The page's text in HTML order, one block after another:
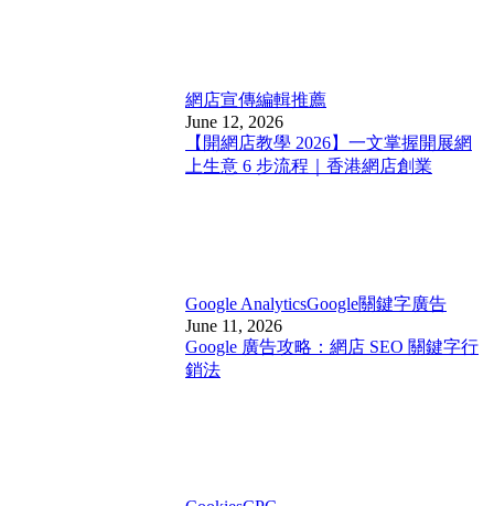
網店宣傳編輯推薦
June 12, 2026
【開網店教學 2026】一文掌握開展網
上生意 6 步流程｜香港網店創業
Google AnalyticsGoogle關鍵字廣告
June 11, 2026
Google 廣告攻略：網店 SEO 關鍵字行
銷法